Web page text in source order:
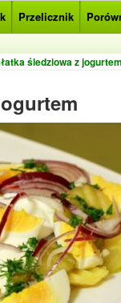
Przelicznik
śledziowa z jogurtem